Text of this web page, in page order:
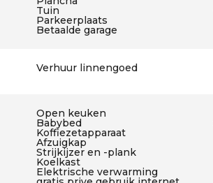
Tuin
Parkeerplaats
Betaalde garage
Verhuur linnengoed
Open keuken
Babybed
Koffiezetapparaat
Afzuigkap
Strijkijzer en -plank
Koelkast
Elektrische verwarming